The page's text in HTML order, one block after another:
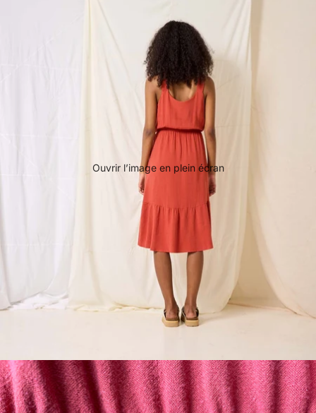
Ouvrir l’image en plein écran